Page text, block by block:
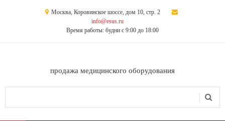
Москва, Коровинское шоссе, дом 10, стр. 2
info@esus.ru
Время работы: будни с 9:00 до 18:00
продажа медицинского оборудования